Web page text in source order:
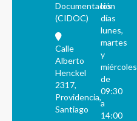
Documentación
(CIDOC)
Calle
Alberto
Henckel
2317,
Providencia,
Santiago
los
días
lunes,
martes
y
miércoles
de
09:30
a
14:00